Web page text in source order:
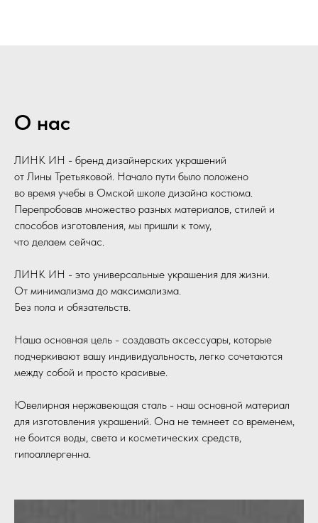
О нас
ЛИНК ИН - бренд дизайнерских украшений
от Лины Третьяковой. Начало пути было положено
во время учебы в Омской школе дизайна костюма.
Перепробовав множество разных материалов, стилей и
способов изготовления, мы пришли к тому,
что делаем сейчас.
ЛИНК ИН - это универсальные украшения для жизни.
От минимализма до максимализма.
Без пола и обязательств.
Наша основная цель - создавать аксессуары, которые
подчеркивают вашу индивидуальность, легко сочетаются
между собой и просто красивые.
Ювелирная нержавеющая сталь - наш основной материал
для изготовления украшений. Она не темнеет со временем,
не боится воды, света и косметических средств,
гипоаллергенна.